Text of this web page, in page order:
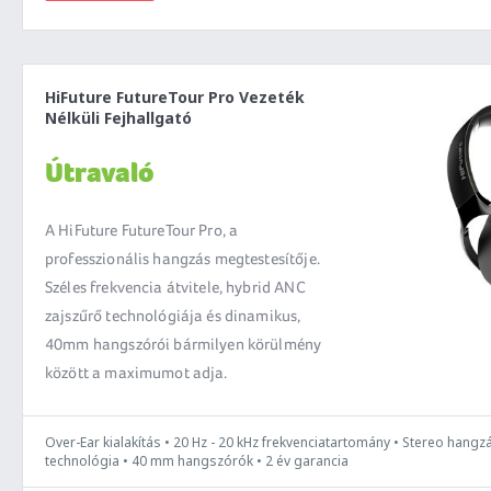
HiFuture FutureTour Pro Vezeték
Nélküli Fejhallgató
Útravaló
A HiFuture FutureTour Pro, a
professzionális hangzás megtestesítője.
Széles frekvencia átvitele, hybrid ANC
zajszűrő technológiája és dinamikus,
40mm hangszórói bármilyen körülmény
között a maximumot adja.
Over-Ear kialakítás • 20 Hz - 20 kHz frekvenciatartomány • Stereo
technológia • 40 mm hangszórók • 2 év garancia